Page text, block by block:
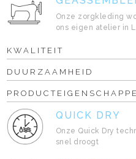
Onze zorgkleding
ons eigen atelier in
KWALITEIT
DUURZAAMHEID
QUICK DRY
Onze Quick Dry
snel droogt